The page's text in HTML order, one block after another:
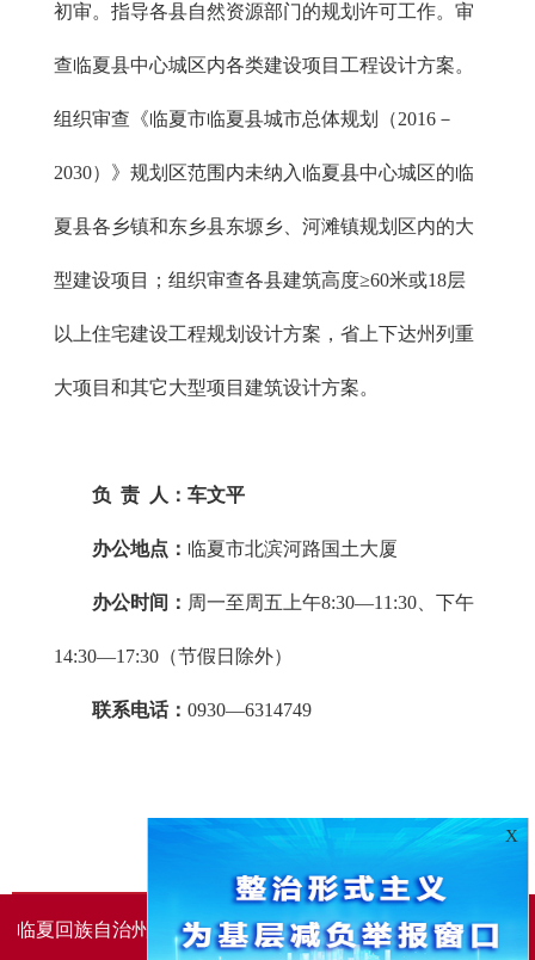
初审。指导各县自然资源部门的规划许可工作。审
查临夏县中心城区内各类建设项目工程设计方案。
组织审查《临夏市临夏县城市总体规划（2016－
2030）》规划区范围内未纳入临夏县中心城区的临
夏县各乡镇和东乡县东塬乡、河滩镇规划区内的大
型建设项目；组织审查各县建筑高度≥60米或18层
以上住宅建设工程规划设计方案，省上下达州列重
大项目和其它大型项目建筑设计方案。
负 责 人：车文平
办公地点： 临夏市北滨河路国土大厦
办公时间： 周一至周五上午8:30—11:30、下午
14:30—17:30（节假日除外）
联系电话： 0930—6314749
临夏回族自治州人民政府办公室主办 临夏回族自治州人民政
府信息中心承办
X